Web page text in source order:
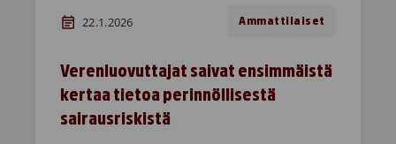
22.1.2026 Ammattilaiset
Verenluovuttajat saivat ensimmäistä
kertaa tietoa perinnöllisestä
sairausriskistä